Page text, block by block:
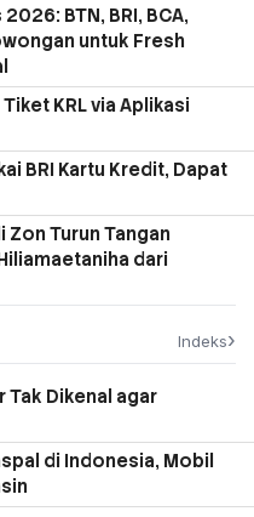
BTN, BRI, BCA,
untuk Fresh
KRL via Aplikasi
BRI Kartu Kredit, Dapat
Zon Turun Tangan
dari
Indeks›
Tak Dikenal agar
di Indonesia, Mobil